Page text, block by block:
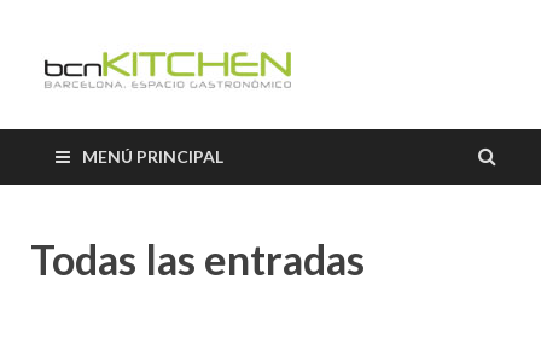
MENÚ PRINCIPAL
Todas las entradas